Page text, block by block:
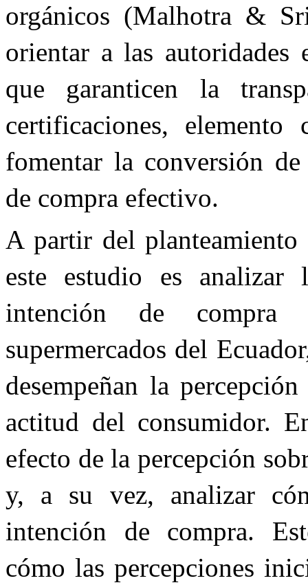
orgánicos (Malhotra &
orientar a las
que garanticen la
certificaciones,
fomentar la conversión
de compra efectivo.
A partir del
este estudio es
intención de compra
supermercados del
desempeñan la
actitud del consumidor.
efecto de la percepción
y, a su vez, analizar
intención de compra.
cómo las percepciones